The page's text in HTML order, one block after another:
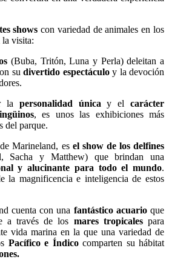
shows con variedad de animales en los
la visita:
(Buba, Tritón, Luna y Perla) deleitan a
sudivertido espectáculo y la devoción
la personalidad única y elcarácter
, es unos las exhibiciones más
del parque.
Marineland, es el show de los delfines
Sacha y Matthew) que brindan una
y alucinante para todo el mundo.
la magnificencia e inteligencia de estos
cuenta con una fantástico acuarioque
a través de los mares tropicalespara
vida marina en la que una variedad de
Pacífico e Índicocomparten su hábitat